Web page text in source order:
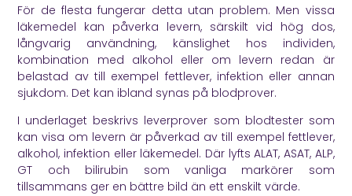
För de flesta fungerar detta utan problem. Men vissa
läkemedel kan påverka levern, särskilt vid hög dos,
långvarig användning, känslighet hos individen,
kombination med alkohol eller om levern redan är
belastad av till exempel fettlever, infektion eller annan
sjukdom. Det kan ibland synas på blodprover.
I underlaget beskrivs leverprover som blodtester som
kan visa om levern är påverkad av till exempel fettlever,
alkohol, infektion eller läkemedel. Där lyfts ALAT, ASAT, ALP,
GT och bilirubin som vanliga markörer som
tillsammans ger en bättre bild än ett enskilt värde.